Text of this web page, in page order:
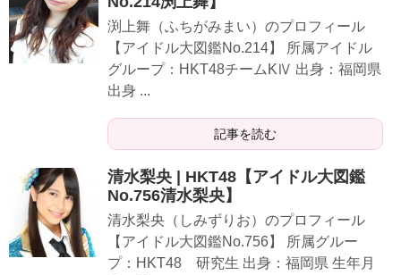
渕上舞（ふちがみまい）のプロフィール
【アイドル大図鑑No.214】 所属アイドル
グループ：HKT48チームKⅣ 出身：福岡県
出身 ...
記事を読む
清水梨央 | HKT48【アイドル大図鑑
No.756清水梨央】
清水梨央（しみずりお）のプロフィール
【アイドル大図鑑No.756】 所属グルー
プ：HKT48 研究生 出身：福岡県 生年月